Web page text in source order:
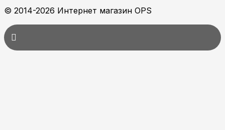
© 2014-2026 Интернет магазин OPS